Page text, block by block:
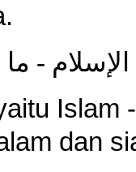
- ما
Islam
dan